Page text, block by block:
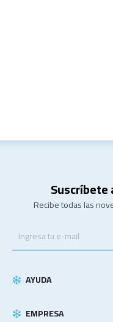
Recibe todas las
AYUDA
EMPRESA